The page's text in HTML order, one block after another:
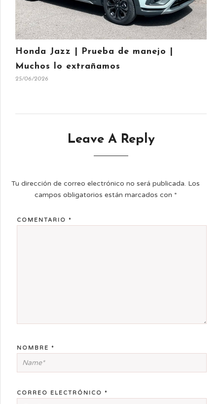
Honda Jazz | Prueba de manejo |
Muchos lo extrañamos
25/06/2026
Leave A Reply
Tu dirección de correo electrónico no será publicada. Los
campos obligatorios están marcados con *
COMENTARIO *
NOMBRE *
CORREO ELECTRÓNICO *